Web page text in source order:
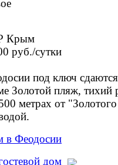
Крым
руб./сутки
под ключ
Золотой пляж, тихий
метрах от
в Феодосии